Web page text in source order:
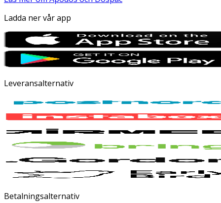
Ladda ner vår app
Leveransalternativ
Betalningsalternativ